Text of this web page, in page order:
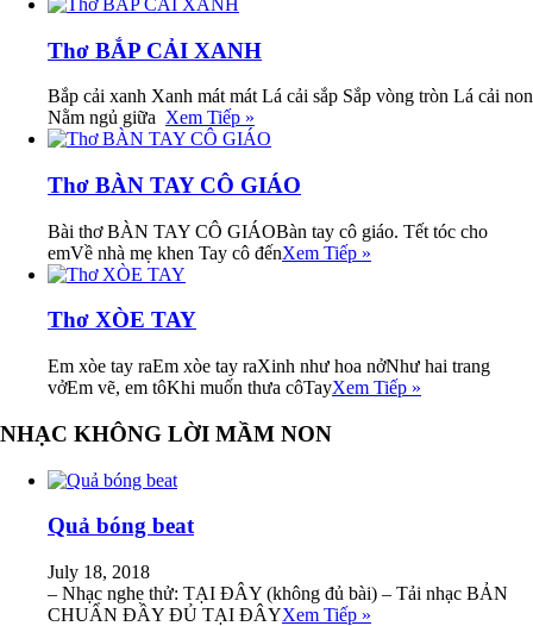
Thơ BẮP CẢI XANH
Bắp cải xanh Xanh mát mát Lá cải sắp Sắp vòng tròn Lá cải non
Nằm ngủ giữa Xem Tiếp »
Thơ BÀN TAY CÔ GIÁO
Bài thơ BÀN TAY CÔ GIÁOBàn tay cô giáo. Tết tóc cho
emVề nhà mẹ khen Tay cô đếnXem Tiếp »
Thơ XÒE TAY
Em xòe tay raEm xòe tay raXinh như hoa nởNhư hai trang
vởEm vẽ, em tôKhi muốn thưa côTayXem Tiếp »
NHẠC KHÔNG LỜI MẦM NON
Quả bóng beat
July 18, 2018
– Nhạc nghe thử: TẠI ĐÂY (không đủ bài) – Tải nhạc BẢN
CHUẨN ĐẦY ĐỦ TẠI ĐÂYXem Tiếp »